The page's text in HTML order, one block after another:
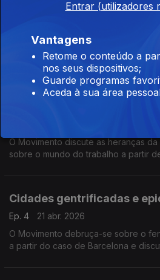
O Movimento acompanha a luta de
exploração de lítio na região e
que recriam digitalmente pessoas
25 de abril, sempre!
O Movimento discute as heranças
sobre o mundo do trabalho a partir
Cidades gentrificadas e
Ep. 4
21 abr. 2026
O Movimento debruça-se sobre o
a partir do caso de Barcelona e
Entrar (utilizadores
Vantagens
Retome o conteúdo a
nos seus dispositivos;
Guarde programas
Aceda à sua área